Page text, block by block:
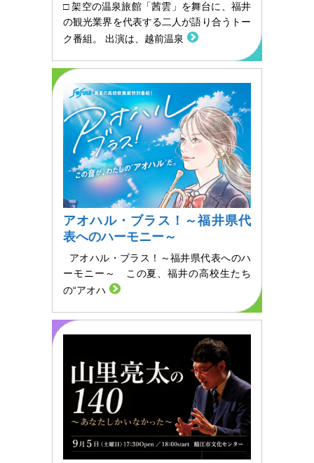
□ 架空の温泉旅館「茜雲」を舞台に、福井
の観光業界を代表する二人が語り合うトー
ク番組。 出演は、越前温泉
アオハル・ブラス！～福井県代
表へのハーモニー～
アオハル・ブラス！～福井県代表へのハ
ーモニー～ この夏、福井の高校生たち
の“アオハ